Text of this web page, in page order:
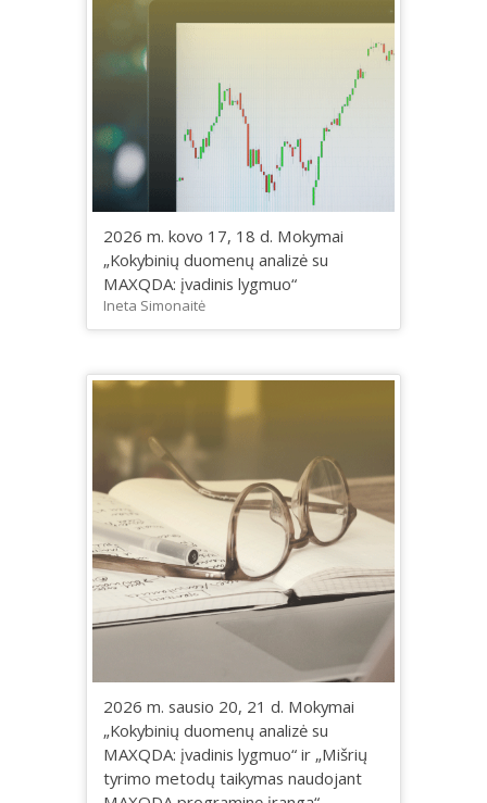
2026 m. kovo 17, 18 d. Mokymai
„Kokybinių duomenų analizė su
MAXQDA: įvadinis lygmuo“
Ineta Simonaitė
2026 m. sausio 20, 21 d. Mokymai
„Kokybinių duomenų analizė su
MAXQDA: įvadinis lygmuo“ ir „Mišrių
tyrimo metodų taikymas naudojant